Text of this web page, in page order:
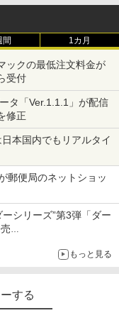
間 1カ月
ックの最低注文料金が
受付
タ「Ver.1.1.1」が配信
修正
本国内でもリアルタイ
郵便局のネットショッ
だけの限定商品が登場
シリーズ”第3弾「ダー
もっと見る
する